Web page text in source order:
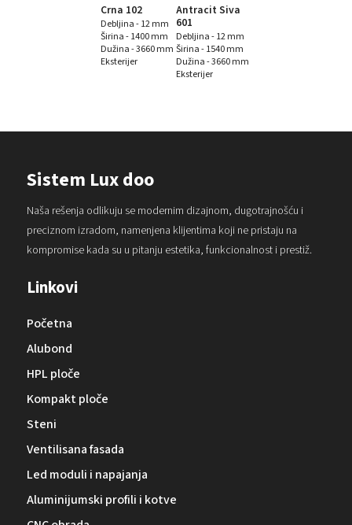
Crna 102
Debljina - 12 mm
Širina - 1400 mm
Dužina - 3660 mm
Eksterijer
Antracit Siva
601
Debljina - 12 mm
Širina - 1540 mm
Dužina - 3660 mm
Eksterijer
Sistem Lux doo
Naša rešenja odlikuju se modernim dizajnom, dugotrajnošću i
preciznom izradom, namenjena klijentima koji ne pristaju na
kompromise kada su u pitanju estetika, funkcionalnost i prestiž.
Linkovi
Početna
Alubond
HPL ploče
Kompakt ploče
Steni
Ventilisana fasada
Led moduli i napajanja
Aluminijumski profili i kotve